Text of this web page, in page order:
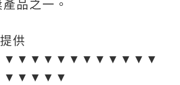
品之一。
供